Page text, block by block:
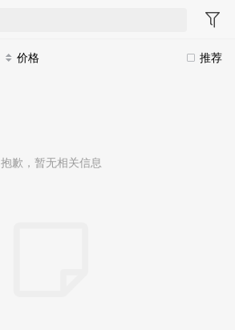
推荐
价格
抱歉，暂无相关信息